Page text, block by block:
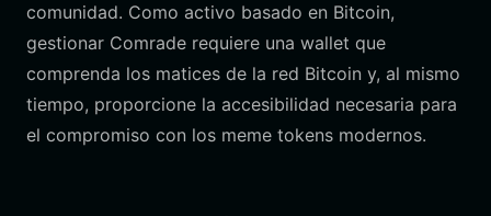
comunidad. Como activo basado en Bitcoin,
gestionar Comrade requiere una wallet que
comprenda los matices de la red Bitcoin y, al mismo
tiempo, proporcione la accesibilidad necesaria para
el compromiso con los meme tokens modernos.